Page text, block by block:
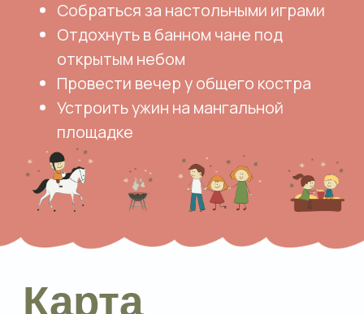
Мы находимся здесь
Московская область, городской округ
Серпухов, деревня Клеймёново
82 км от МКАД
Посмотреть на карте
и построить маршрут
Посетить ферму можно с 10.00-20.00
+7 (495) 974-99-41